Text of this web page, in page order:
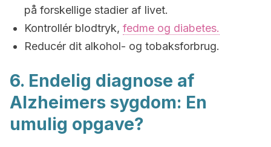
på forskellige stadier af livet.
Kontrollér blodtryk, fedme og diabetes.
Reducér dit alkohol- og tobaksforbrug.
6. Endelig diagnose af
Alzheimers sygdom: En
umulig opgave?